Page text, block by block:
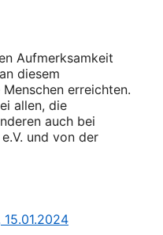
Aufmerksamkeit
diesem
erreichten.
allen, die
auch bei
und von der
15.01.2024